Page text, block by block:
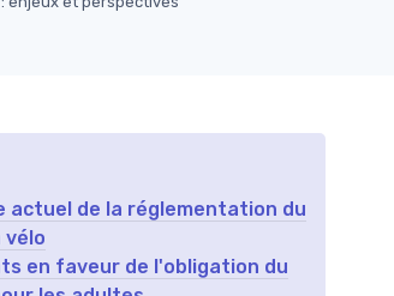
actuel de la réglementation du
vélo
en faveur de l'obligation du